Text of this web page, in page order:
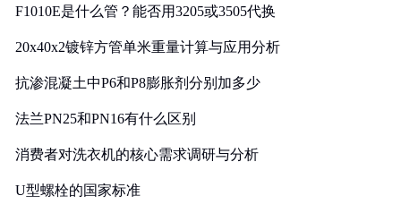
F1010E是什么管？能否用3205或3505代换
20x40x2镀锌方管单米重量计算与应用分析
抗渗混凝土中P6和P8膨胀剂分别加多少
法兰PN25和PN16有什么区别
消费者对洗衣机的核心需求调研与分析
U型螺栓的国家标准